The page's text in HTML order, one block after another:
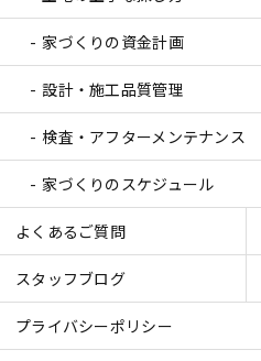
家づくりの資金計画
設計・施工品質管理
検査・アフターメンテナンス
家づくりのスケジュール
よくあるご質問
スタッフブログ
プライバシーポリシー